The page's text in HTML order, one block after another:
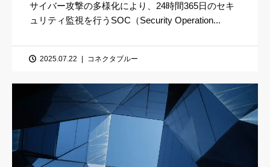
サイバー攻撃の多様化により、24時間365日のセキ
ュリティ監視を行うSOC（Security Operation...
2025.07.22 コネクタブルー